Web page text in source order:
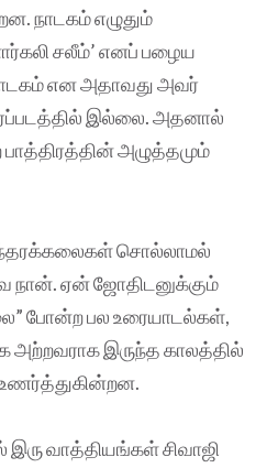
நாடகம் எழுதும்
சலீம்’ எனப் பழைய
நாடகம் என அதாவது அவர்
இல்லை. அதனால்
அழுத்தமும்
சொல்லாமல்
நான். ஏன் ஜோதிடனுக்கும்
போன்ற பல உரையாடல்கள்,
அற்றவராக இருந்த காலத்தில்
இரு வாத்தியங்கள் சிவாஜி